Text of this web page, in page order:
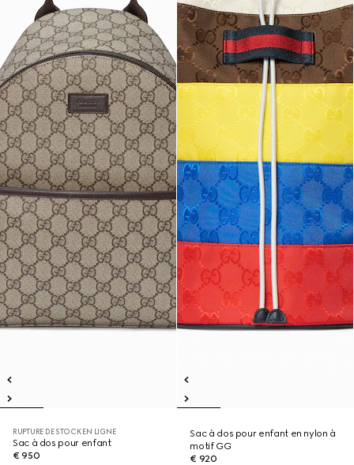
RUPTURE DE STOCK EN LIGNE
Sac à dos pour enfant
€ 950
Sac à dos pour enfant en nylon à
motif GG
€ 920